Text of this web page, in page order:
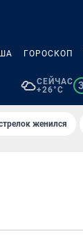
ГОРОСКОП
СЕЙЧАС
+26°C
3
женился